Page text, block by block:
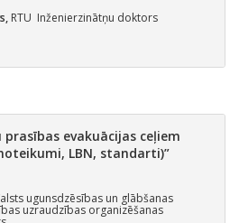
RTU Inženierzinātņu doktors
evakuācijas ceļiem
LBN, standarti)”
ugunsdzēsības un glābšanas
uzraudzības organizēšanas